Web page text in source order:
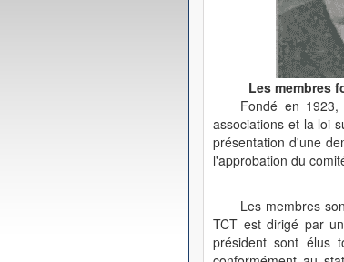
Les membres
Fondé en
associations et la loi
présentation d'une
l'approbation du
Les membres
TCT est dirigé par
président sont élus